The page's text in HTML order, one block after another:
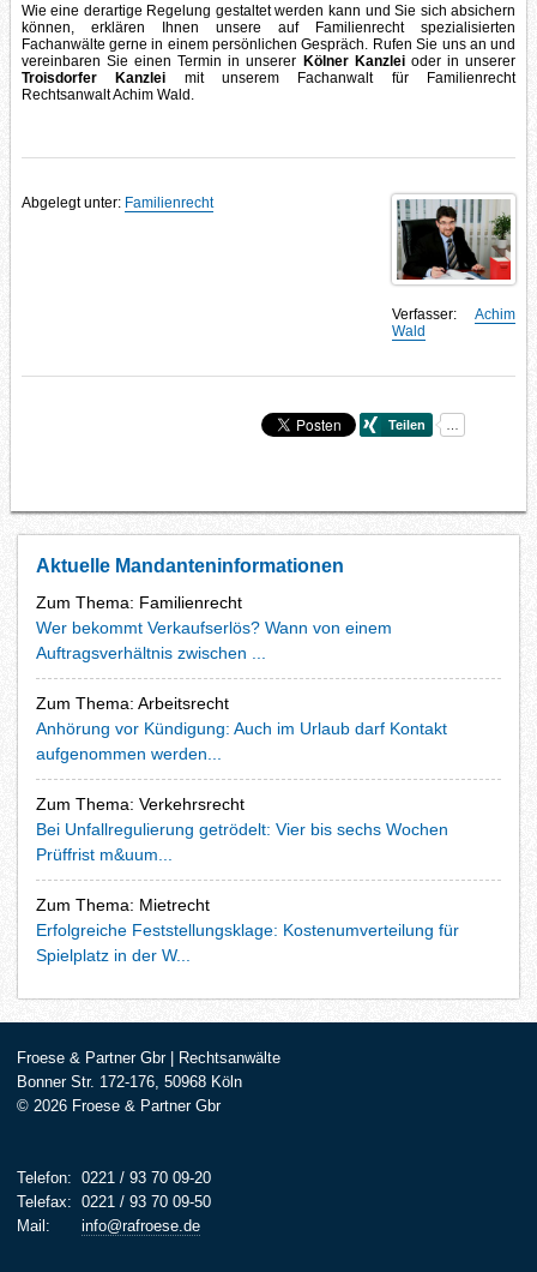
Wie eine derartige Regelung gestaltet werden kann und Sie sich absichern
können, erklären Ihnen unsere auf Familienrecht spezialisierten
Fachanwälte gerne in einem persönlichen Gespräch. Rufen Sie uns an und
vereinbaren Sie einen Termin in unserer Kölner Kanzleioder in unserer
Troisdorfer Kanzlei mit unserem Fachanwalt für Familienrecht
Rechtsanwalt Achim Wald.
Verfasser:Achim
Wald
Abgelegt unter: Familienrecht
Aktuelle Mandanteninformationen
Zum Thema: Familienrecht
Wer bekommt Verkaufserlös? Wann von einem
Auftragsverhältnis zwischen ...
Zum Thema: Arbeitsrecht
Anhörung vor Kündigung: Auch im Urlaub darf Kontakt
aufgenommen werden...
Zum Thema: Verkehrsrecht
Bei Unfallregulierung getrödelt: Vier bis sechs Wochen
Prüffrist m&uum...
Zum Thema: Mietrecht
Erfolgreiche Feststellungsklage: Kostenumverteilung für
Spielplatz in der W...
Froese & Partner Gbr | Rechtsanwälte
Bonner Str. 172-176, 50968 Köln
© 2026 Froese & Partner Gbr
Telefon: 0221 / 93 70 09-20
Telefax: 0221 / 93 70 09-50
Mail:
info@rafroese.de